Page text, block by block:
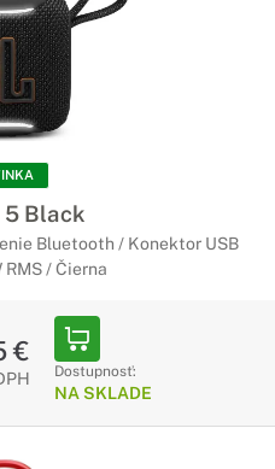
5 Black
Bluetooth / Konektor USB
RMS / Čierna
€
Dostupnosť:
NA SKLADE